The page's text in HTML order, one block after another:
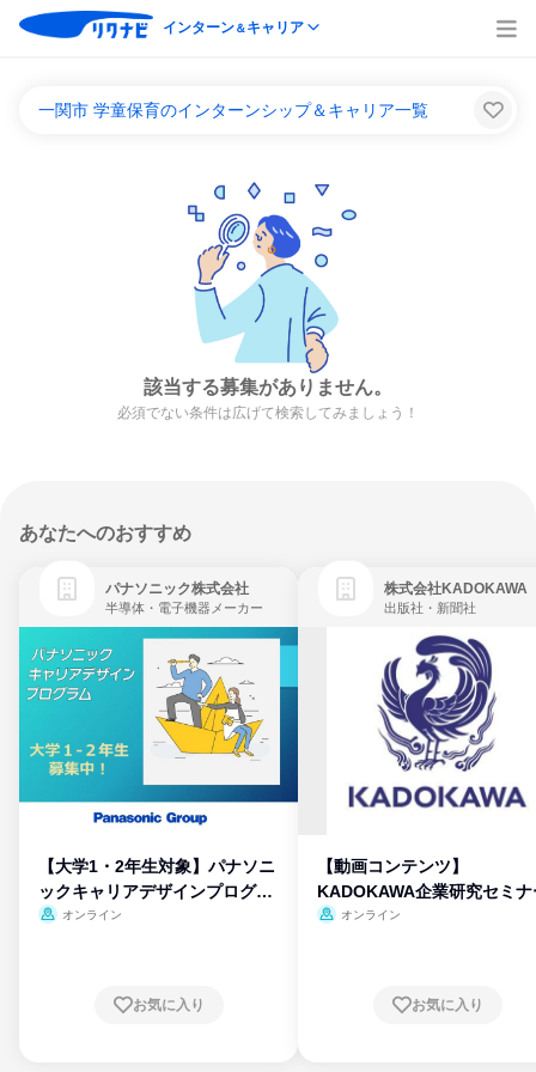
インターン＆キャリア
一関市 学童保育のインターンシップ＆キャリア一覧
該当する募集がありません。
必須でない条件は広げて検索してみましょう！
あなたへのおすすめ
パナソニック株式会社
半導体・電子機器メーカー
【大学1・2年生対象】パナソニ
ックキャリアデザインプログラ
ム
オンライン
お気に入り
株式会社KADOKAWA
出版社・新聞社
【動画コンテンツ】
KADOKAWA企業研究セミナ
オンライン
お気に入り